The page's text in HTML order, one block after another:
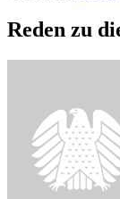
Reden zu